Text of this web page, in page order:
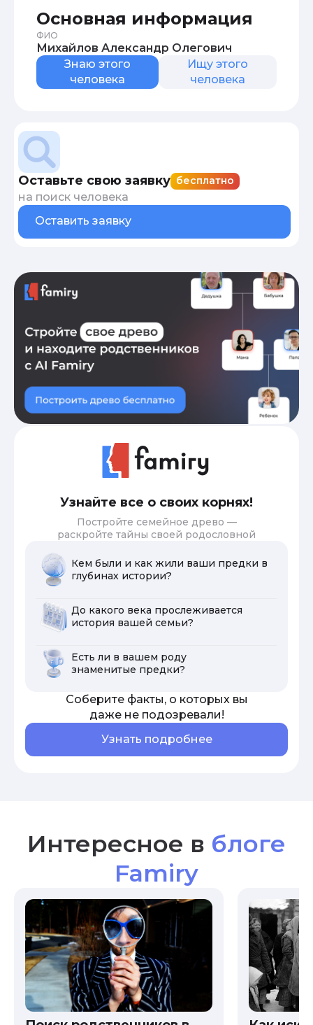
Основная информация
ФИО
Михайлов Александр Олегович
Знаю этого
человека
Ищу этого
человека
Оставьте свою заявку бесплатно
на поиск человека
Оставить заявку
Узнайте все о своих корнях!
Постройте семейное древо —
раскройте тайны своей родословной
Кем были и как жили ваши предки в
глубинах истории?
До какого века прослеживается
история вашей семьи?
Есть ли в вашем роду
знаменитые предки?
Соберите факты, о которых вы
даже не подозревали!
Узнать подробнее
Интересное в блоге
Famiry